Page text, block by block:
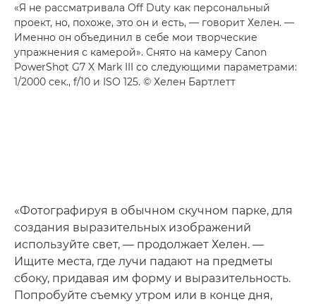
«Я не рассматривала Off Duty как персональный
проект, но, похоже, это он и есть, — говорит Хелен. —
Именно он объединил в себе мои творческие
упражнения с камерой». Снято на камеру Canon
PowerShot G7 X Mark III со следующими параметрами:
1/2000 сек., f/10 и ISO 125. © Хелен Бартлетт
«Фотографируя в обычном скучном парке, для
создания выразительных изображений
используйте свет, — продолжает Хелен. —
Ищите места, где лучи падают на предметы
сбоку, придавая им форму и выразительность.
Попробуйте съемку утром или в конце дня,